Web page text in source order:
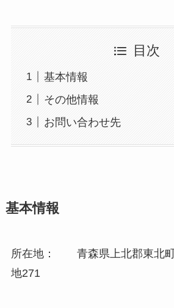
目次
基本情報
その他情報
お問い合わせ先
基本情報
所在地： 青森県上北郡東北町
地271